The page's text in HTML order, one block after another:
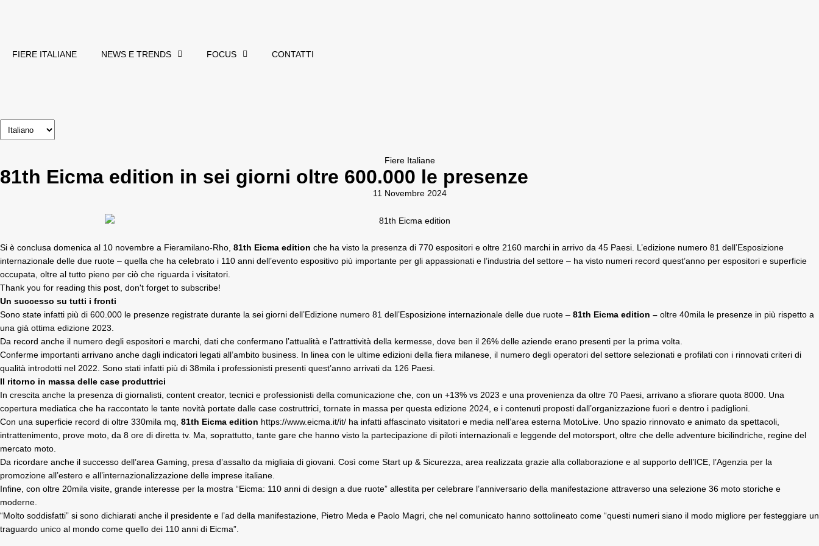
FIERE ITALIANE NEWS E TRENDS FOCUS CONTATTI
Fiere Italiane
81th Eicma edition in sei giorni oltre 600.000 le presenze
11 Novembre 2024
Si è conclusa domenica al 10 novembre a Fieramilano-Rho, 81th Eicma edition che ha visto la presenza di 770 espositori e oltre 2160 marchi in arrivo da 45 Paesi. L’edizione numero 81 dell’Esposizione
internazionale delle due ruote – quella che ha celebrato i 110 anni dell’evento espositivo più importante per gli appassionati e l’industria del settore – ha visto numeri record quest’anno per espositori e superficie
occupata, oltre al tutto pieno per ciò che riguarda i visitatori.
Thank you for reading this post, don't forget to subscribe!
Un successo su tutti i fronti
Sono state infatti più di 600.000 le presenze registrate durante la sei giorni dell’Edizione numero 81 dell’Esposizione internazionale delle due ruote – 81th Eicma edition – oltre 40mila le presenze in più rispetto a
una già ottima edizione 2023.
Da record anche il numero degli espositori e marchi, dati che confermano l’attualità e l’attrattività della kermesse, dove ben il 26% delle aziende erano presenti per la prima volta.
Conferme importanti arrivano anche dagli indicatori legati all’ambito business. In linea con le ultime edizioni della fiera milanese, il numero degli operatori del settore selezionati e profilati con i rinnovati criteri di
qualità introdotti nel 2022. Sono stati infatti più di 38mila i professionisti presenti quest’anno arrivati da 126 Paesi.
Il ritorno in massa delle case produttrici
In crescita anche la presenza di giornalisti, content creator, tecnici e professionisti della comunicazione che, con un +13% vs 2023 e una provenienza da oltre 70 Paesi, arrivano a sfiorare quota 8000. Una
copertura mediatica che ha raccontato le tante novità portate dalle case costruttrici, tornate in massa per questa edizione 2024, e i contenuti proposti dall’organizzazione fuori e dentro i padiglioni.
Con una superficie record di oltre 330mila mq, 81th Eicma edition https://www.eicma.it/it/ ha infatti affascinato visitatori e media nell’area esterna MotoLive. Uno spazio rinnovato e animato da spettacoli,
intrattenimento, prove moto, da 8 ore di diretta tv. Ma, soprattutto, tante gare che hanno visto la partecipazione di piloti internazionali e leggende del motorsport, oltre che delle adventure bicilindriche, regine del
mercato moto.
Da ricordare anche il successo dell’area Gaming, presa d’assalto da migliaia di giovani. Così come Start up & Sicurezza, area realizzata grazie alla collaborazione e al supporto dell’ICE, l’Agenzia per la
promozione all’estero e all’internazionalizzazione delle imprese italiane.
Infine, con oltre 20mila visite, grande interesse per la mostra “Eicma: 110 anni di design a due ruote” allestita per celebrare l’anniversario della manifestazione attraverso una selezione 36 moto storiche e
moderne.
“Molto soddisfatti” si sono dichiarati anche il presidente e l’ad della manifestazione, Pietro Meda e Paolo Magri, che nel comunicato hanno sottolineato come “questi numeri siano il modo migliore per festeggiare un
traguardo unico al mondo come quello dei 110 anni di Eicma”.